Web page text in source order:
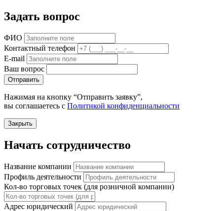
Задать вопрос
ФИО
Контактный телефон
E-mail
Ваш вопрос
Отправить
Нажимая на кнопку “Отправить заявку”,
вы соглашаетесь с Политикой конфиденциальности
Закрыть
Начать сотрудничество
Название компании
Профиль деятельности
Кол-во торговых точек (для розничной компании)
Адрес юридический